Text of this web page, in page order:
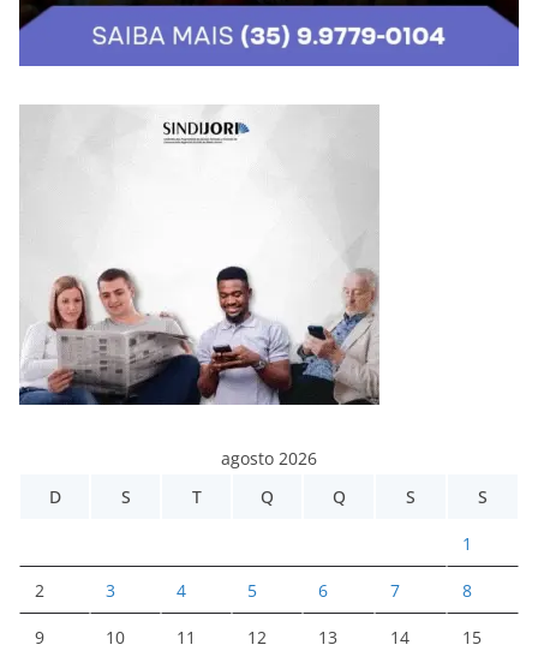
agosto 2026
D
S T Q Q S S
1
2 3 4 5 6 7 8
9 10 11 12 13 14 15